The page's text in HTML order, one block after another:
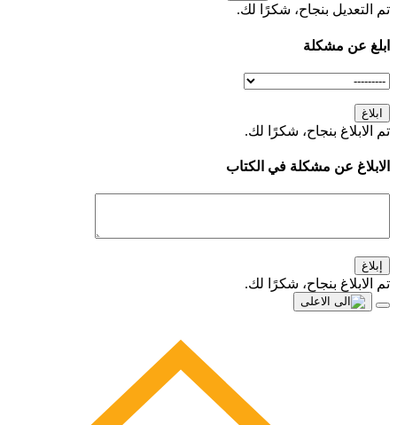
تم التعديل بنجاح، شكرًا لك.
ابلغ عن مشكلة
ابلاغ
تم الابلاغ بنجاح، شكرًا لك.
الابلاغ عن مشكلة في الكتاب
إبلاغ
تم الابلاغ بنجاح، شكرًا لك.